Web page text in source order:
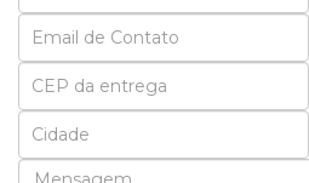
Seu
Email